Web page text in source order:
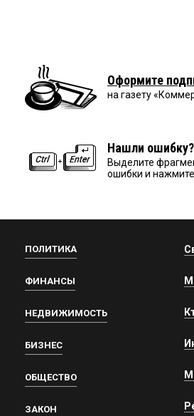
Оформите
на газету
Нашли ошибку?
Выделите
ошибки и нажмите
ПОЛИТИКА
ФИНАНСЫ
НЕДВИЖИМОСТЬ
БИЗНЕС
ОБЩЕСТВО
ЗАКОН